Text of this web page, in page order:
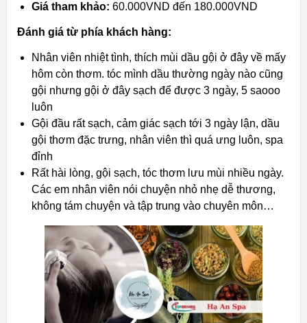
Giá tham khảo: 60.000VND đến 180.000VND
Đánh giá từ phía khách hàng:
Nhân viên nhiệt tình, thích mùi dầu gội ở đây về mấy
hôm còn thơm. tóc mình dầu thường ngày nào cũng
gội nhưng gội ở đây sạch để được 3 ngày, 5 saooo
luôn
Gội đầu rất sạch, cảm giác sạch tới 3 ngày lận, dầu
gội thơm đặc trưng, nhân viên thì quá ưng luôn, spa
đỉnh
Rất hài lòng, gội sạch, tóc thơm lưu mùi nhiều ngày.
Các em nhân viên nói chuyện nhỏ nhẹ dễ thương,
không tám chuyện và tập trung vào chuyên môn…